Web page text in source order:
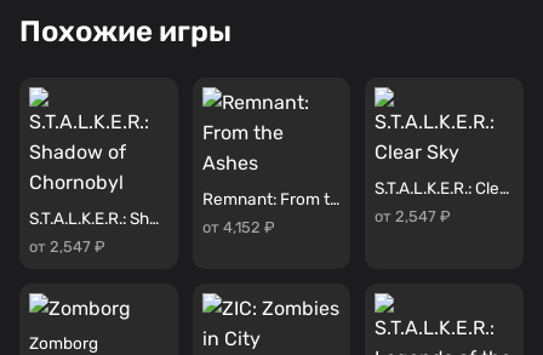
Похожие игры
S.T.A.L.K.E.R.: Shadow of Chornobyl
от 2,547 ₽
Remnant: From the Ashes
от 4,152 ₽
S.T.A.L.K.E.R.: Clear Sky
от 2,547 ₽
Zomborg